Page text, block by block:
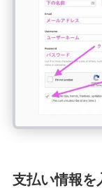
支払い情報を